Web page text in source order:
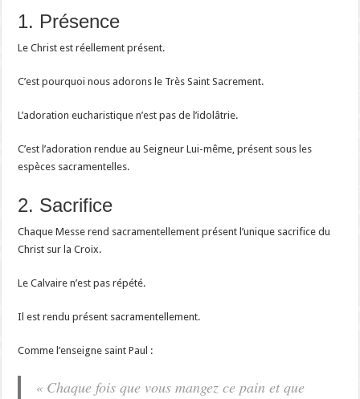
1. Présence
Le Christ est réellement présent.
C’est pourquoi nous adorons le Très Saint Sacrement.
L’adoration eucharistique n’est pas de l’idolâtrie.
C’est l’adoration rendue au Seigneur Lui-même, présent sous les
espèces sacramentelles.
2. Sacrifice
Chaque Messe rend sacramentellement présent l’unique sacrifice du
Christ sur la Croix.
Le Calvaire n’est pas répété.
Il est rendu présent sacramentellement.
Comme l’enseigne saint Paul :
« Chaque fois que vous mangez ce pain et que